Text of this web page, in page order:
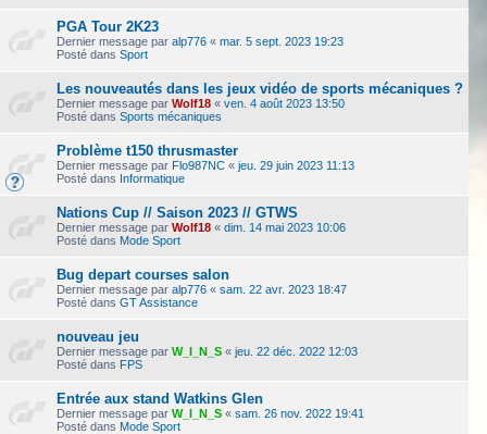
PGA Tour 2K23
Dernier message par alp776 « mar. 5 sept. 2023 19:23
Posté dans Sport
Les nouveautés dans les jeux vidéo de sports mécaniques ?
Dernier message par Wolf18 « ven. 4 août 2023 13:50
Posté dans Sports mécaniques
Problème t150 thrusmaster
Dernier message par Flo987NC « jeu. 29 juin 2023 11:13
Posté dans Informatique
Nations Cup // Saison 2023 // GTWS
Dernier message par Wolf18 « dim. 14 mai 2023 10:06
Posté dans Mode Sport
Bug depart courses salon
Dernier message par alp776 « sam. 22 avr. 2023 18:47
Posté dans GT Assistance
nouveau jeu
Dernier message par W_I_N_S « jeu. 22 déc. 2022 12:03
Posté dans FPS
Entrée aux stand Watkins Glen
Dernier message par W_I_N_S « sam. 26 nov. 2022 19:41
Posté dans Mode Sport